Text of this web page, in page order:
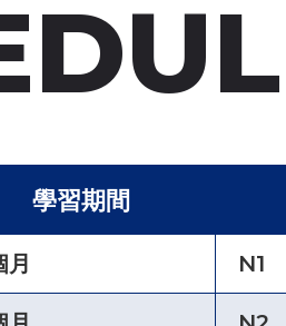
學習期間
月 N1